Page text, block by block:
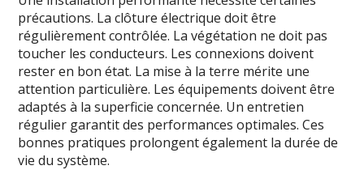
précautions. La clôture électrique doit être
régulièrement contrôlée. La végétation ne doit pas
toucher les conducteurs. Les connexions doivent
rester en bon état. La mise à la terre mérite une
attention particulière. Les équipements doivent être
adaptés à la superficie concernée. Un entretien
régulier garantit des performances optimales. Ces
bonnes pratiques prolongent également la durée de
vie du système.